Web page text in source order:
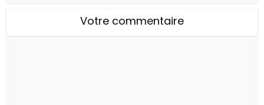
Votre commentaire